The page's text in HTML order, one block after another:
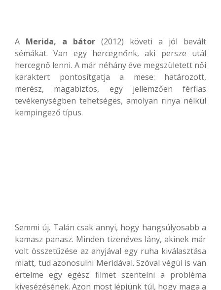
A Merida, a bátor (2012) követi a jól bevált
sémákat. Van egy hercegnőnk, aki persze utál
hercegnő lenni. A már néhány éve megszületett női
karaktert pontosítgatja a mese: határozott,
merész, magabiztos, egy jellemzően férfias
tevékenységben tehetséges, amolyan rinya nélkül
kempingező típus.
Semmi új. Talán csak annyi, hogy hangsúlyosabb a
kamasz panasz. Minden tizenéves lány, akinek már
volt összetűzése az anyjával egy ruha kiválasztása
miatt, tud azonosulni Meridával. Szóval végül is van
értelme egy egész filmet szentelni a probléma
kivesézésének. Azon most lépjünk túl, hogy maga a